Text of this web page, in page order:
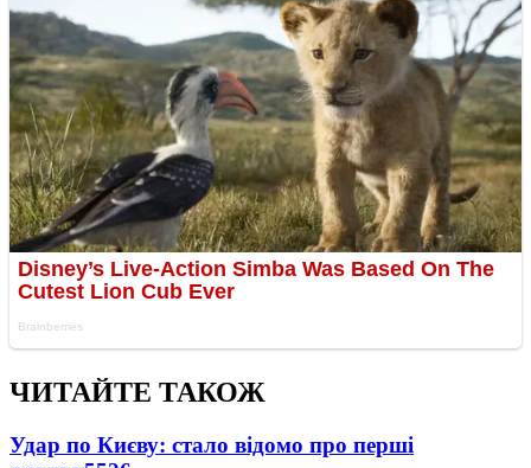
ЧИТАЙТЕ ТАКОЖ
Удар по Києву: стало відомо про перші